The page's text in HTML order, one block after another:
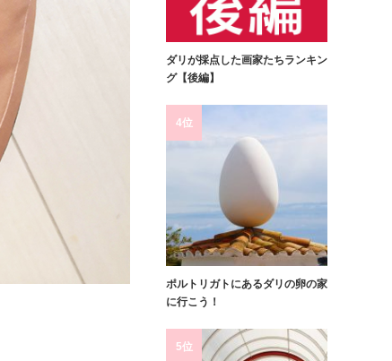
ダリが採点した画家たちランキン
グ【後編】
4位
ポルトリガトにあるダリの卵の家
に行こう！
5位